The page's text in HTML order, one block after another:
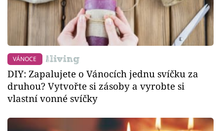
VÁNOCE
DIY: Zapalujete o Vánocích jednu svíčku za
druhou? Vytvořte si zásoby a vyrobte si
vlastní vonné svíčky